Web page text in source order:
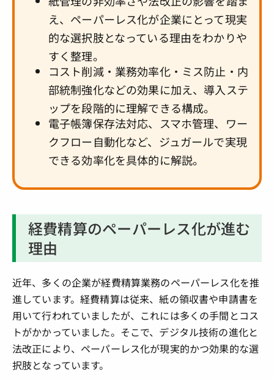
え、ペーパーレス化が企業にとって現実
的な選択肢となっている理由をわかりや
すく整理。
コスト削減・業務効率化・ミス防止・内
部統制強化などの効果に加え、導入ステ
ップを段階的に理解できる構成。
電子帳簿保存法対応、スマホ管理、ワー
クフロー自動化など、ジュガールで実現
できる効率化を具体的に解説。
経費精算のペーパーレス化が進む
理由
近年、多くの企業が経費精算業務のペーパーレス化を推
進しています。経費精算は従来、紙の領収書や申請書を
用いて行われていましたが、これには多くの手間とコス
トがかかっていました。そこで、デジタル技術の進化と
法改正により、ペーパーレス化が現実的かつ効果的な選
択肢となっています。